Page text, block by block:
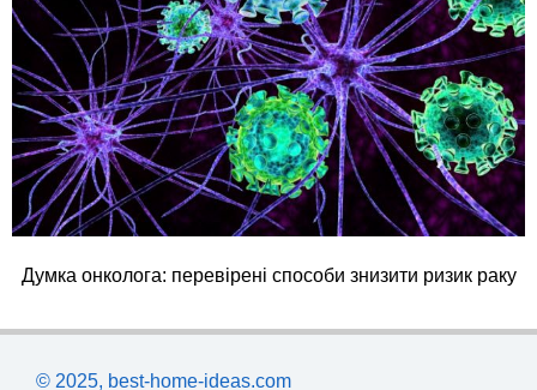
Думка онколога: перевірені способи знизити ризик раку
© 2025, best-home-ideas.com